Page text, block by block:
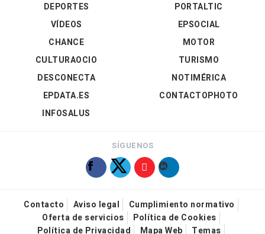
DEPORTES
VÍDEOS
PORTALTIC
EPSOCIAL
CHANCE
CULTURAOCIO
DESCONECTA
EPDATA.ES
INFOSALUS
MOTOR
TURISMO
NOTIMÉRICA
CONTACTOPHOTO
SÍGUENOS
Contacto Aviso legal
Cumplimiento normativo
Oferta de servicios
Política de Cookies
Política de Privacidad
Mapa Web Temas